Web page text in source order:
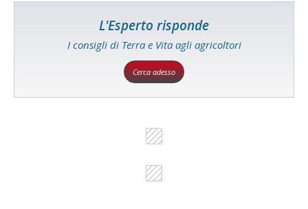
L'Esperto risponde
I consigli di Terra e Vita agli agricoltori
Cerca adesso